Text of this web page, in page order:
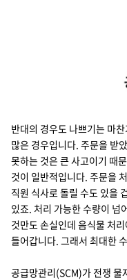
반대의 경우도 나쁘기는 마
많은 경우입니다. 주문을 받
못하는 것은 큰 사고이기 때
것이 일반적입니다. 주문을
직원 식사로 돌릴 수도 있을
있죠. 처리 가능한 수량이 넘
것만도 손실인데 음식물 처
들어갑니다. 그래서 최대한
공급망관리(SCM)가 전쟁 물